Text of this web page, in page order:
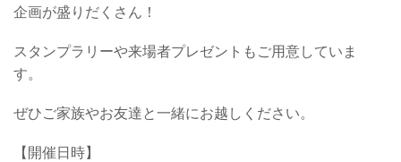
企画が盛りだくさん！
スタンプラリーや来場者プレゼントもご用意していま
す。
ぜひご家族やお友達と一緒にお越しください。
【開催日時】